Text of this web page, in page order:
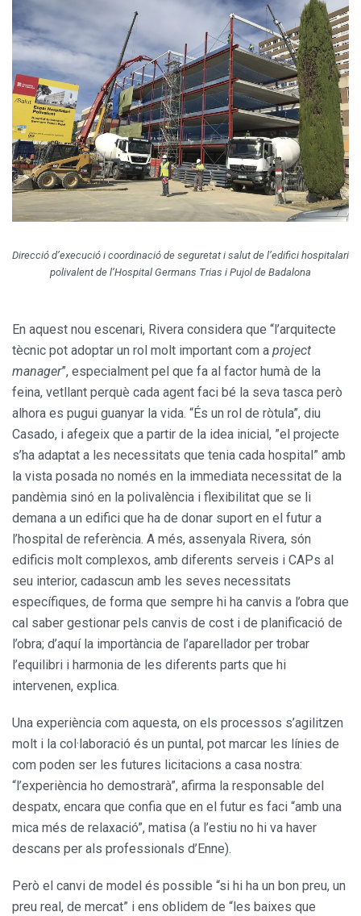
Direcció d’execució i coordinació de seguretat i salut de l’edifici hospitalari
polivalent de l’Hospital Germans Trias i Pujol de Badalona
En aquest nou escenari, Rivera considera que “l’arquitecte
tècnic pot adoptar un rol molt important com a project
manager”, especialment pel que fa al factor humà de la
feina, vetllant perquè cada agent faci bé la seva tasca però
alhora es pugui guanyar la vida. “És un rol de ròtula”, diu
Casado, i afegeix que a partir de la idea inicial, ”el projecte
s’ha adaptat a les necessitats que tenia cada hospital” amb
la vista posada no només en la immediata necessitat de la
pandèmia sinó en la polivalència i flexibilitat que se li
demana a un edifici que ha de donar suport en el futur a
l’hospital de referència. A més, assenyala Rivera, són
edificis molt complexos, amb diferents serveis i CAPs al
seu interior, cadascun amb les seves necessitats
específiques, de forma que sempre hi ha canvis a l’obra que
cal saber gestionar pels canvis de cost i de planificació de
l’obra; d’aquí la importància de l’aparellador per trobar
l’equilibri i harmonia de les diferents parts que hi
intervenen, explica.
Una experiència com aquesta, on els processos s’agilitzen
molt i la col·laboració és un puntal, pot marcar les línies de
com poden ser les futures licitacions a casa nostra:
“l’experiència ho demostrarà”, afirma la responsable del
despatx, encara que confia que en el futur es faci “amb una
mica més de relaxació”, matisa (a l’estiu no hi va haver
descans per als professionals d’Enne).
Però el canvi de model és possible “si hi ha un bon preu, un
preu real, de mercat” i ens oblidem de “les baixes que